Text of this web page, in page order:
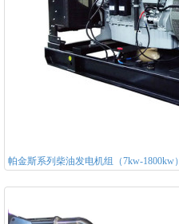
帕金斯系列柴油发电机组（7kw-1800kw）